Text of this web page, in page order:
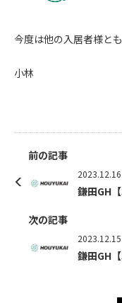
今度は他の入居者様と
小林
前の記事
2023.12.16
鎌田GH
次の記事
2023.12.15
鎌田GH